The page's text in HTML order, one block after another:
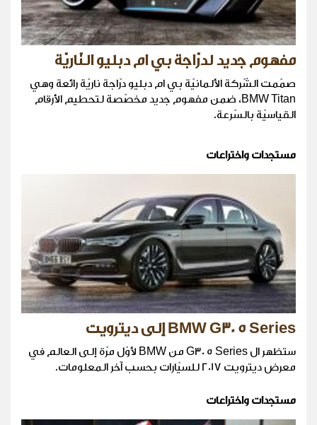
مفهوم جديد لدرّاجة بي ام دبليو النّاريّة
صمّمت الشّركة الألمانيّة بي ام دبليو درّاجة ناريّة رائعة وهي
BMW Titan، ضمن مفهوم جديد مخصّصة لتحطيم الأرقام
القياسيّة بالسّرعة.
مستجدات واختراعات
BMW G30 5 Series إلى ديترويت
ستظهر ال G30 5 Series من BMW لأوّل مرّة إلى العالم في
معرض ديترويت 2017 للسيّارات بحسب آخر المعلومات.
مستجدات واختراعات